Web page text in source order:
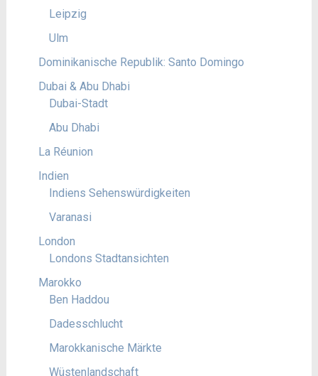
Leipzig
Ulm
Dominikanische Republik: Santo Domingo
Dubai & Abu Dhabi
Dubai-Stadt
Abu Dhabi
La Réunion
Indien
Indiens Sehenswürdigkeiten
Varanasi
London
Londons Stadtansichten
Marokko
Ben Haddou
Dadesschlucht
Marokkanische Märkte
Wüstenlandschaft